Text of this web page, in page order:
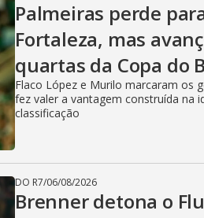
Palmeiras perde
Fortaleza, mas
quartas da Copa do
Flaco López e Murilo marcaram os
fez valer a vantagem construída na
classificação
DO R7/06/08/2026
Brenner detona o